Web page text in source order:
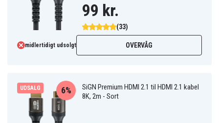
(33)
99 kr.
midlertidigt udsolgt OVERVÅG
UDSALG
SiGN Premium HDMI 2.1 til HDMI 2.1 kabel
8K, 2m - Sort
6%